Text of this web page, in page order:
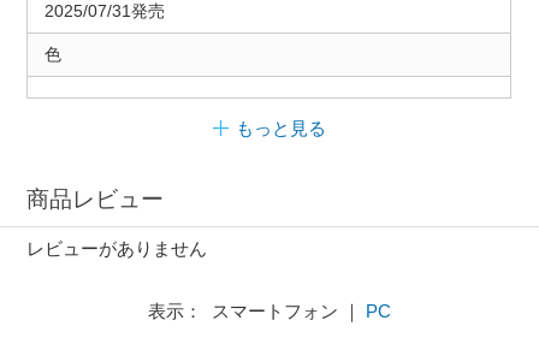
2025/07/31発売
色
もっと見る
商品レビュー
レビューがありません
表示： スマートフォン ｜ PC